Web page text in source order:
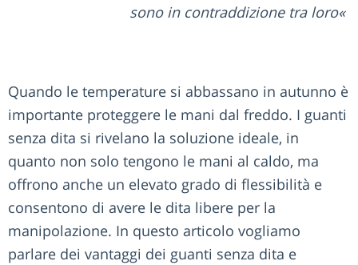
sono in contraddizione tra loro
Quando le temperature si abbassano in autunno è
importante proteggere le mani dal freddo. I guanti
senza dita si rivelano la soluzione ideale, in
quanto non solo tengono le mani al caldo, ma
offrono anche un elevato grado di flessibilità e
consentono di avere le dita libere per la
manipolazione. In questo articolo vogliamo
parlare dei vantaggi dei guanti senza dita e